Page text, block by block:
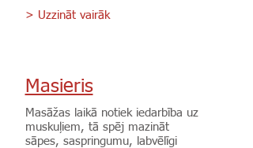
> Uzzināt vairāk
Masieris
Masāžas laikā notiek iedarbība uz
muskuļiem, tā spēj mazināt
sāpes, saspringumu, labvēlīgi